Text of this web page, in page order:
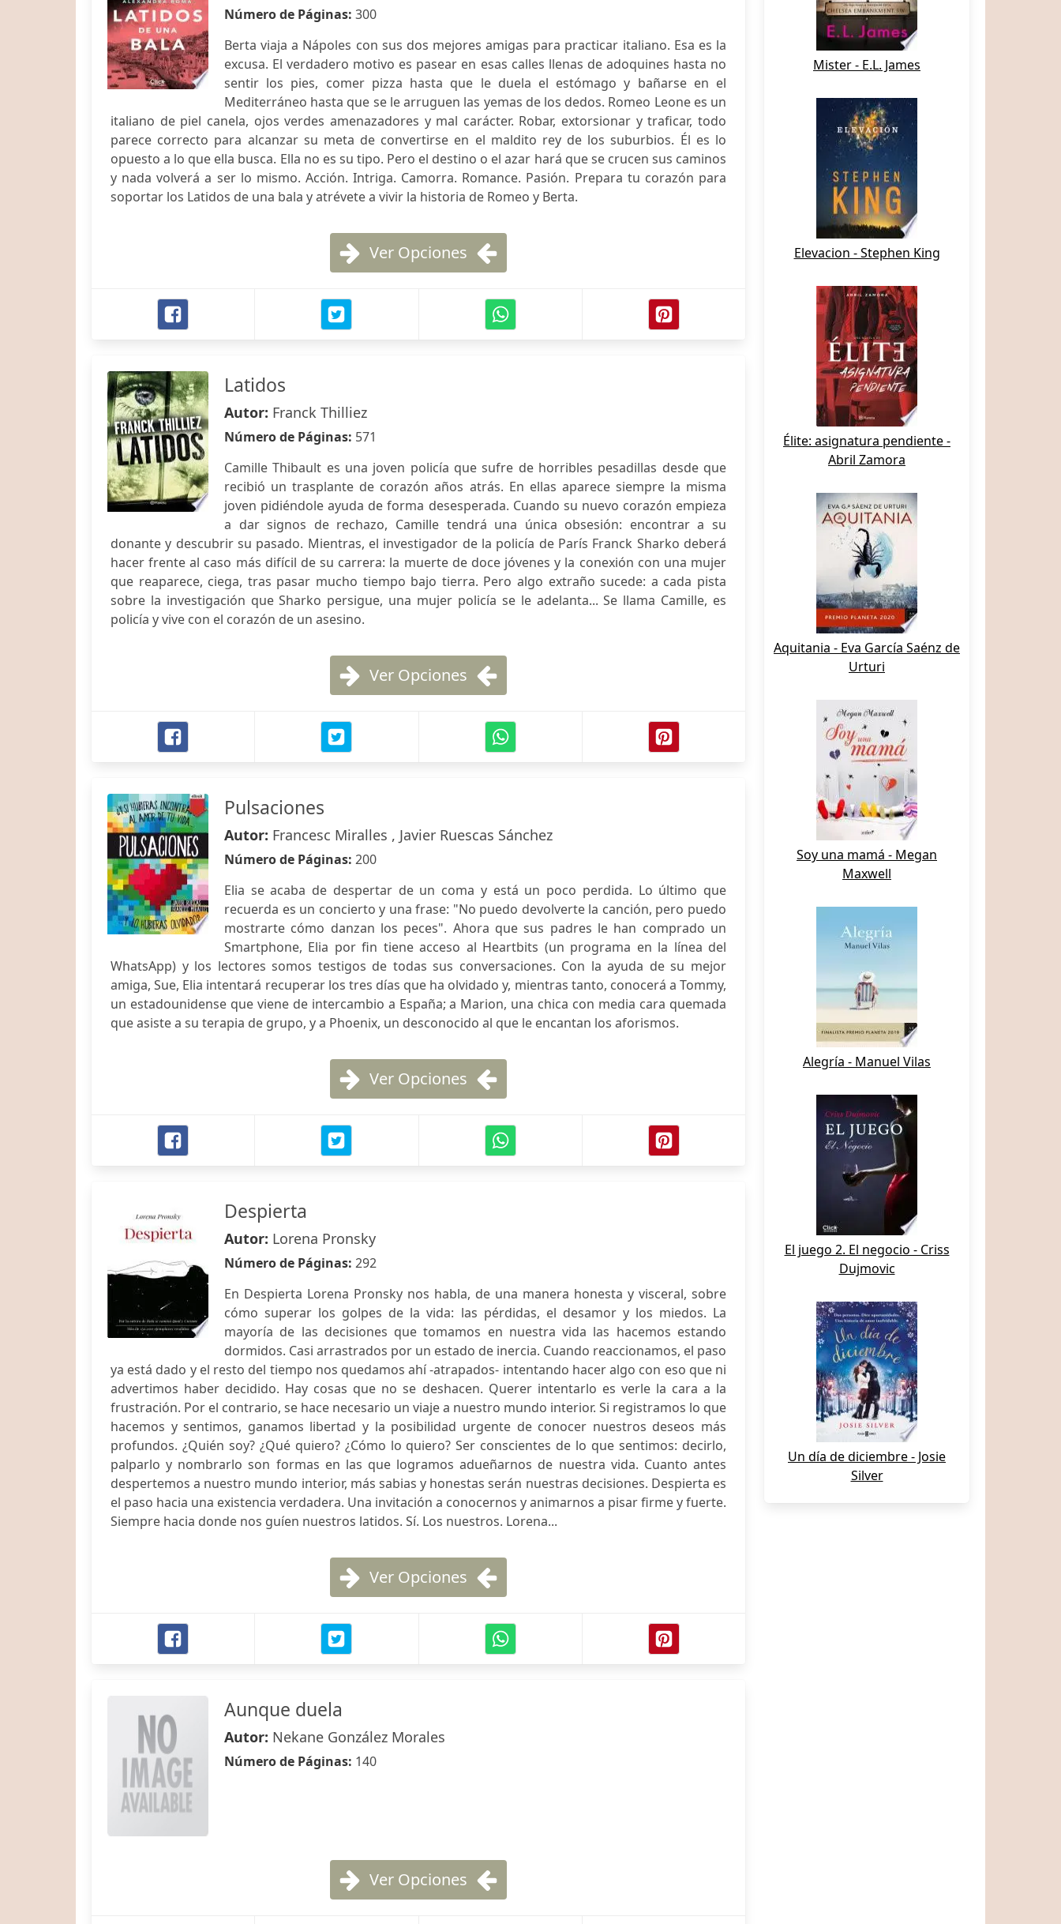
Número de Páginas: 300
Berta viaja a Nápoles con sus dos mejores amigas para practicar italiano. Esa es la
excusa. El verdadero motivo es pasear en esas calles llenas de adoquines hasta no
sentir los pies, comer pizza hasta que le duela el estómago y bañarse en el
Mediterráneo hasta que se le arruguen las yemas de los dedos. Romeo Leone es un
italiano de piel canela, ojos verdes amenazadores y mal carácter. Robar, extorsionar y traficar, todo
parece correcto para alcanzar su meta de convertirse en el maldito rey de los suburbios. Él es lo
opuesto a lo que ella busca. Ella no es su tipo. Pero el destino o el azar hará que se crucen sus caminos
y nada volverá a ser lo mismo. Acción. Intriga. Camorra. Romance. Pasión. Prepara tu corazón para
soportar los Latidos de una bala y atrévete a vivir la historia de Romeo y Berta.
Ver Opciones
Latidos
Autor: Franck Thilliez
Número de Páginas: 571
Camille Thibault es una joven policía que sufre de horribles pesadillas desde que
recibió un trasplante de corazón años atrás. En ellas aparece siempre la misma
joven pidiéndole ayuda de forma desesperada. Cuando su nuevo corazón empieza
a dar signos de rechazo, Camille tendrá una única obsesión: encontrar a su
donante y descubrir su pasado. Mientras, el investigador de la policía de París Franck Sharko deberá
hacer frente al caso más difícil de su carrera: la muerte de doce jóvenes y la conexión con una mujer
que reaparece, ciega, tras pasar mucho tiempo bajo tierra. Pero algo extraño sucede: a cada pista
sobre la investigación que Sharko persigue, una mujer policía se le adelanta... Se llama Camille, es
policía y vive con el corazón de un asesino.
Ver Opciones
Pulsaciones
Autor: Francesc Miralles , Javier Ruescas Sánchez
Número de Páginas: 200
Elia se acaba de despertar de un coma y está un poco perdida. Lo último que
recuerda es un concierto y una frase: "No puedo devolverte la canción, pero puedo
mostrarte cómo danzan los peces". Ahora que sus padres le han comprado un
Smartphone, Elia por fin tiene acceso al Heartbits (un programa en la línea del
WhatsApp) y los lectores somos testigos de todas sus conversaciones. Con la ayuda de su mejor
amiga, Sue, Elia intentará recuperar los tres días que ha olvidado y, mientras tanto, conocerá a Tommy,
un estadounidense que viene de intercambio a España; a Marion, una chica con media cara quemada
que asiste a su terapia de grupo, y a Phoenix, un desconocido al que le encantan los aforismos.
Ver Opciones
Despierta
Autor: Lorena Pronsky
Número de Páginas: 292
En Despierta Lorena Pronsky nos habla, de una manera honesta y visceral, sobre
cómo superar los golpes de la vida: las pérdidas, el desamor y los miedos. La
mayoría de las decisiones que tomamos en nuestra vida las hacemos estando
dormidos. Casi arrastrados por un estado de inercia. Cuando reaccionamos, el paso
ya está dado y el resto del tiempo nos quedamos ahí -atrapados- intentando hacer algo con eso que ni
advertimos haber decidido. Hay cosas que no se deshacen. Querer intentarlo es verle la cara a la
frustración. Por el contrario, se hace necesario un viaje a nuestro mundo interior. Si registramos lo que
hacemos y sentimos, ganamos libertad y la posibilidad urgente de conocer nuestros deseos más
profundos. ¿Quién soy? ¿Qué quiero? ¿Cómo lo quiero? Ser conscientes de lo que sentimos: decirlo,
palparlo y nombrarlo son formas en las que logramos adueñarnos de nuestra vida. Cuanto antes
despertemos a nuestro mundo interior, más sabias y honestas serán nuestras decisiones. Despierta es
el paso hacia una existencia verdadera. Una invitación a conocernos y animarnos a pisar firme y fuerte.
Siempre hacia donde nos guíen nuestros latidos. Sí. Los nuestros. Lorena...
Ver Opciones
Aunque duela
Autor: Nekane González Morales
Número de Páginas: 140
Ver Opciones
Mister - E.L. James
Elevacion - Stephen King
Élite: asignatura pendiente -
Abril Zamora
Aquitania - Eva García Saénz de
Urturi
Soy una mamá - Megan
Maxwell
Alegría - Manuel Vilas
El juego 2. El negocio - Criss
Dujmovic
Un día de diciembre - Josie
Silver